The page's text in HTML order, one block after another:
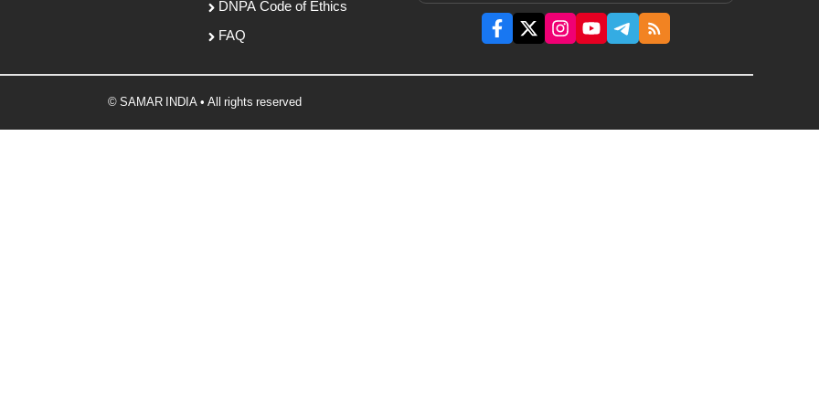
DNPA Code of Ethics
FAQ
© SAMAR INDIA • All rights reserved